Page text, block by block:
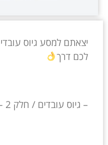
יצאתם למסע גיוס
לכם דרך
– גיוס עובדים / חלק 2 –